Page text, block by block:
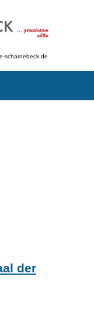
scharnebeck.de
der